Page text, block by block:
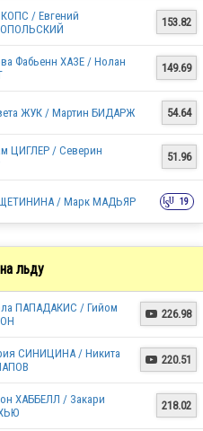
/ Евгений
153.82
Фабьенн ХАЗЕ / Нолан
149.69
ЖУК / Мартин БИДАРЖ 54.64
ЦИГЛЕР / Северин
51.96
/ Марк МАДЬЯР 19
льду
ПАПАДАКИС / Гийом
 226.98
СИНИЦИНА / Никита
 220.51
ХАББЕЛЛ / Закари
218.02